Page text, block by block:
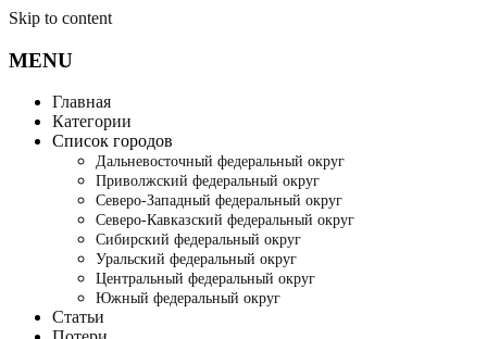
Skip to content
MENU
Главная
Категории
Список городов
Дальневосточный федеральный округ
Приволжский федеральный округ
Северо-Западный федеральный округ
Северо-Кавказский федеральный округ
Сибирский федеральный округ
Уральский федеральный округ
Центральный федеральный округ
Южный федеральный округ
Статьи